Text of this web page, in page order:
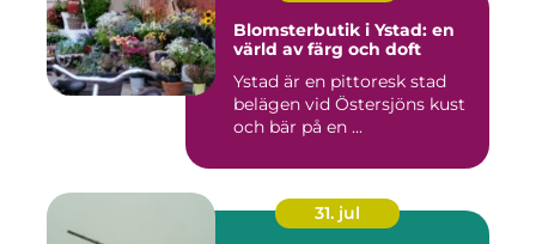
Blomsterbutik i Ystad: en
värld av färg och doft
Ystad är en pittoresk stad
belägen vid Östersjöns kust
och bär på en ...
31. jul